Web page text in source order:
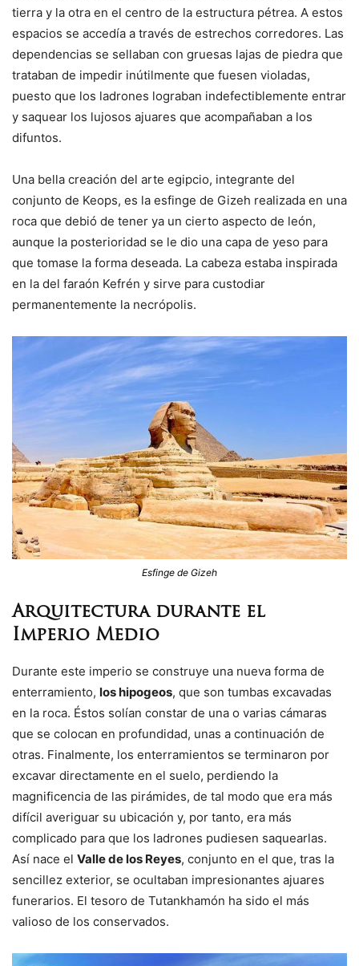
tierra y la otra en el centro de la estructura pétrea. A estos
espacios se accedía a través de estrechos corredores. Las
dependencias se sellaban con gruesas lajas de piedra que
trataban de impedir inútilmente que fuesen violadas,
puesto que los ladrones lograban indefectiblemente entrar
y saquear los lujosos ajuares que acompañaban a los
difuntos.
Una bella creación del arte egipcio, integrante del
conjunto de Keops, es la esfinge de Gizeh realizada en una
roca que debió de tener ya un cierto aspecto de león,
aunque la posterioridad se le dio una capa de yeso para
que tomase la forma deseada. La cabeza estaba inspirada
en la del faraón Kefrén y sirve para custodiar
permanentemente la necrópolis.
Esfinge de Gizeh
Arquitectura durante el
Imperio Medio
Durante este imperio se construye una nueva forma de
enterramiento, los hipogeos, que son tumbas excavadas
en la roca. Éstos solían constar de una o varias cámaras
que se colocan en profundidad, unas a continuación de
otras. Finalmente, los enterramientos se terminaron por
excavar directamente en el suelo, perdiendo la
magnificencia de las pirámides, de tal modo que era más
difícil averiguar su ubicación y, por tanto, era más
complicado para que los ladrones pudiesen saquearlas.
Así nace el Valle de los Reyes, conjunto en el que, tras la
sencillez exterior, se ocultaban impresionantes ajuares
funerarios. El tesoro de Tutankhamón ha sido el más
valioso de los conservados.